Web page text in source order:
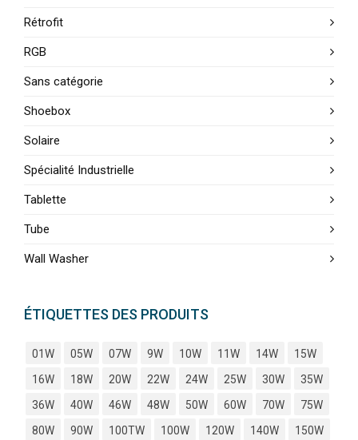
Rétrofit
RGB
Sans catégorie
Shoebox
Solaire
Spécialité Industrielle
Tablette
Tube
Wall Washer
ÉTIQUETTES DES PRODUITS
01W 05W 07W 9W 10W 11W 14W
15W
16W
18W 20W 22W 24W 25W 30W
35W
36W
40W 46W 48W 50W 60W 70W
75W
80W
90W 100TW 100W 120W 140W
150W